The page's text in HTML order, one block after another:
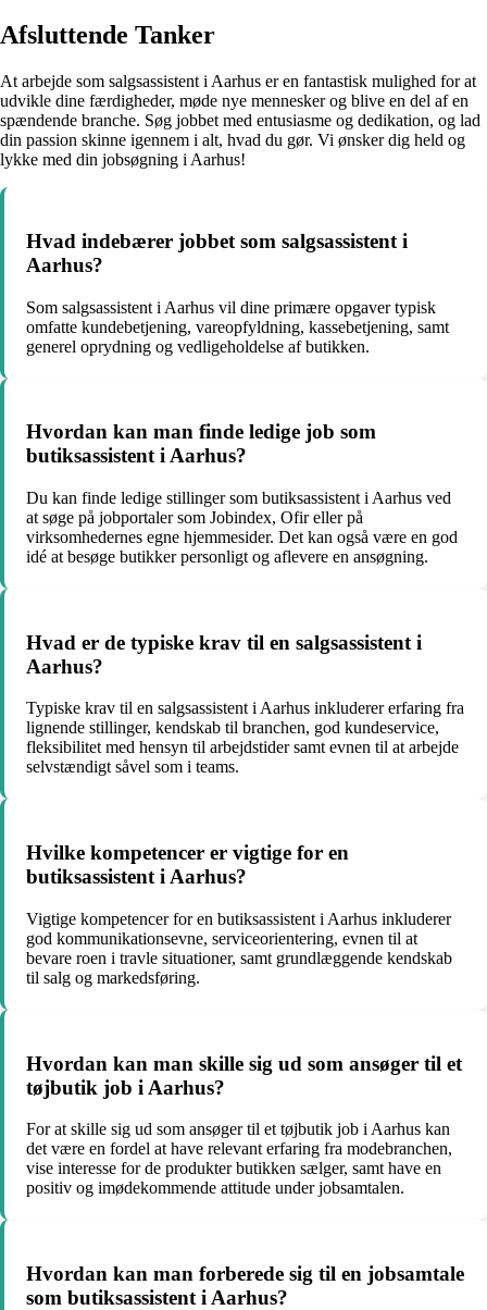
Afsluttende Tanker
At arbejde som salgsassistent i Aarhus er en fantastisk mulighed for at
udvikle dine færdigheder, møde nye mennesker og blive en del af en
spændende branche. Søg jobbet med entusiasme og dedikation, og lad
din passion skinne igennem i alt, hvad du gør. Vi ønsker dig held og
lykke med din jobsøgning i Aarhus!
Hvad indebærer jobbet som salgsassistent i
Aarhus?
Som salgsassistent i Aarhus vil dine primære opgaver typisk
omfatte kundebetjening, vareopfyldning, kassebetjening, samt
generel oprydning og vedligeholdelse af butikken.
Hvordan kan man finde ledige job som
butiksassistent i Aarhus?
Du kan finde ledige stillinger som butiksassistent i Aarhus ved
at søge på jobportaler som Jobindex, Ofir eller på
virksomhedernes egne hjemmesider. Det kan også være en god
idé at besøge butikker personligt og aflevere en ansøgning.
Hvad er de typiske krav til en salgsassistent i
Aarhus?
Typiske krav til en salgsassistent i Aarhus inkluderer erfaring fra
lignende stillinger, kendskab til branchen, god kundeservice,
fleksibilitet med hensyn til arbejdstider samt evnen til at arbejde
selvstændigt såvel som i teams.
Hvilke kompetencer er vigtige for en
butiksassistent i Aarhus?
Vigtige kompetencer for en butiksassistent i Aarhus inkluderer
god kommunikationsevne, serviceorientering, evnen til at
bevare roen i travle situationer, samt grundlæggende kendskab
til salg og markedsføring.
Hvordan kan man skille sig ud som ansøger til et
tøjbutik job i Aarhus?
For at skille sig ud som ansøger til et tøjbutik job i Aarhus kan
det være en fordel at have relevant erfaring fra modebranchen,
vise interesse for de produkter butikken sælger, samt have en
positiv og imødekommende attitude under jobsamtalen.
Hvordan kan man forberede sig til en jobsamtale
som butiksassistent i Aarhus?